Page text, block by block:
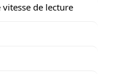
de lecture